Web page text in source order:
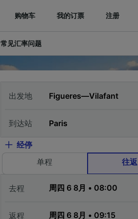
购物车 我的订票 注册
常见汇率问题
出发地
到达站
经停
单程
往返
去程
返程